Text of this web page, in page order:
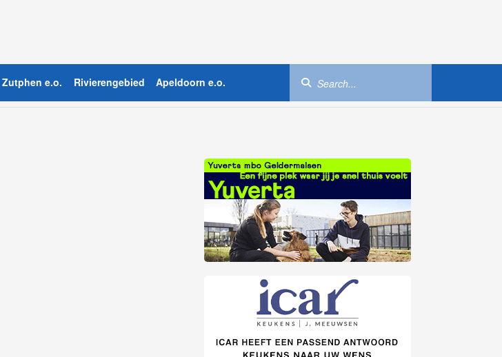
Zutphen e.o. Rivierengebied Apeldoorn e.o.